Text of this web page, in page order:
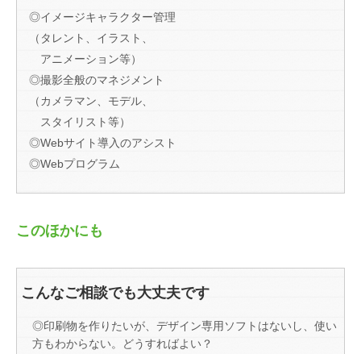
◎イメージキャラクター管理
（タレント、イラスト、
アニメーション等）
◎撮影全般のマネジメント
（カメラマン、モデル、
スタイリスト等）
◎Webサイト導入のアシスト
◎Webプログラム
このほかにも
こんなご相談でも大丈夫です
◎印刷物を作りたいが、デザイン専用ソフトはないし、使い
方もわからない。どうすればよい？